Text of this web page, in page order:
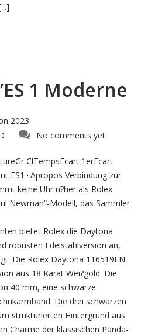
1 Moderne
2023
No comments yet
ClTempsEcart 1erEcart
ES1
Apropos Verbindung zur
keine Uhr n?her als Rolex
Newman“-Modell, das Sammler
bietet Rolex die Daytona
robusten Edelstahlversion an,
Die Rolex Daytona 116519LN
aus 18 Karat Wei?gold. Die
40 mm, eine schwarze
Die drei schwarzen
strukturierten Hintergrund aus
Charme der klassischen Panda-